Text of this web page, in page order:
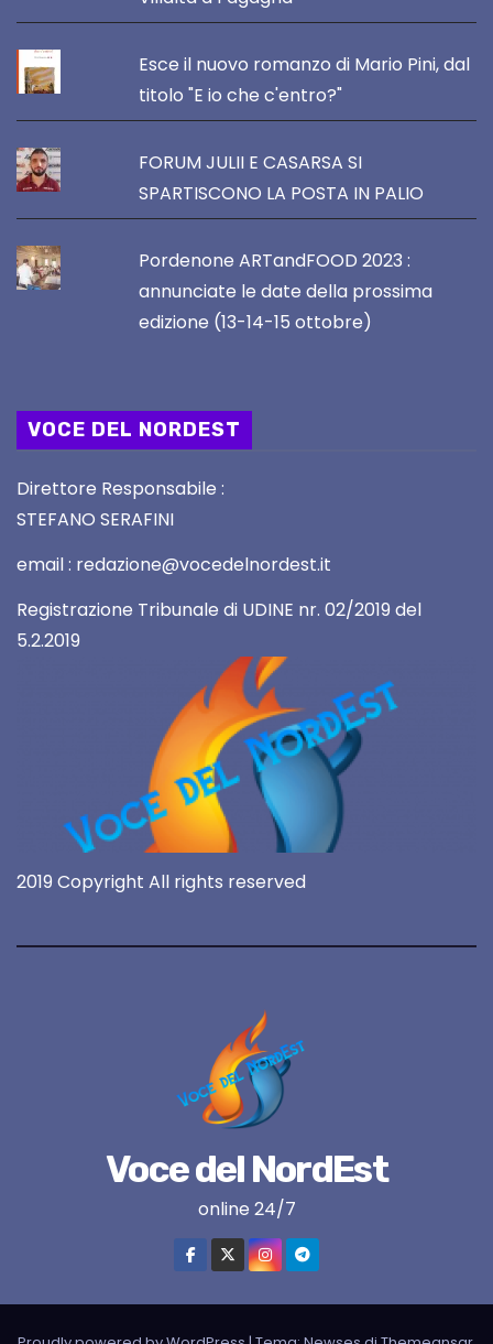
Esce il nuovo romanzo di Mario Pini, dal
titolo "E io che c'entro?"
FORUM JULII E CASARSA SI
SPARTISCONO LA POSTA IN PALIO
Pordenone ARTandFOOD 2023 :
annunciate le date della prossima
edizione (13-14-15 ottobre)
VOCE DEL NORDEST
Direttore Responsabile :
STEFANO SERAFINI
email : redazione@vocedelnordest.it
Registrazione Tribunale di UDINE nr. 02/2019 del
5.2.2019
2019 Copyright All rights reserved
Voce del NordEst
online 24/7